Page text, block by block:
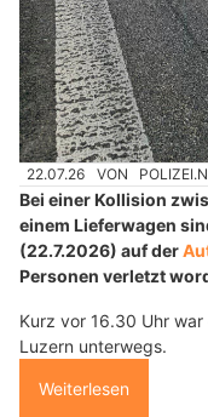
22.07.26 VON
Bei einer Kollision
einem Lieferwagen
(22.7.2026) auf der
Personen verletzt
Kurz vor 16.30 Uhr
Luzern unterwegs.
Weiterlesen